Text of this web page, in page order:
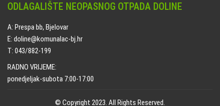
ODLAGALIŠTE NEOPASNOG OTPADA DOLINE
A: Prespa bb, Bjelovar
E: doline@komunalac-bj.hr
T: 043/882-199
RADNO VRIJEME:
ponedjeljak-subota 7:00-17:00
© Copyright 2023. All Rights Reserved.